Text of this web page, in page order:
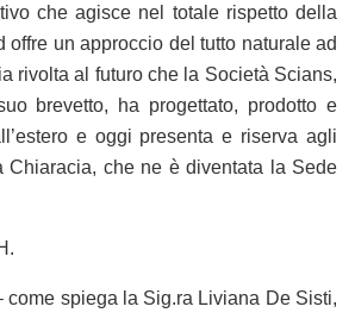
che agisce nel totale rispetto della
offre un approccio del tutto naturale ad
rivolta al futuro che la Società Scians,
brevetto, ha progettato, prodotto e
e oggi presenta e riserva agli
Chiaracia, che ne è diventata la Sede
come spiega la Sig.ra Liviana De Sisti,